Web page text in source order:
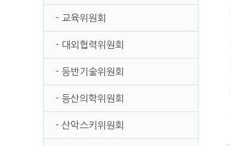
- 교육위원회
- 대외협력위원회
- 등반기술위원회
- 등산의학위원회
- 산악스키위원회